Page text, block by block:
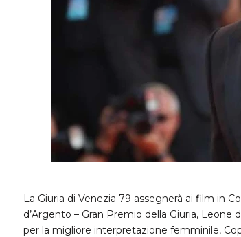
La Giuria di Venezia 79 assegnerà ai film in
d’Argento – Gran Premio della Giuria, Leone
per la migliore interpretazione femminile,